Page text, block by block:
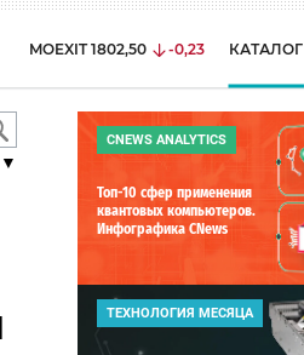
MOEXIT 1802,50 -0,23 КАТАЛОГ
CNEWS ANALYTICS
Топ-10 сфер применения
квантовых компьютеров.
Инфографика CNews
ТЕХНОЛОГИЯ МЕСЯЦА